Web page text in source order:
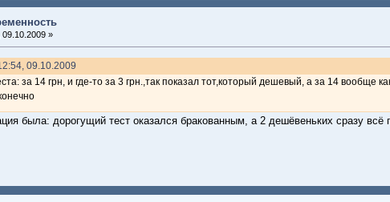
09.10.2009 »
09.10.2009
за 14 грн, и где-то за 3 грн.,так показал тот,который дешевый, а за 14 вообще
была: дорогущий тест оказался бракованным, а 2 дешёвеньких сразу всё